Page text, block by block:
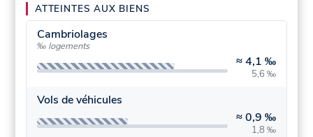
ATTEINTES AUX BIENS
Cambriolages
‰ logements
≈4,1 ‰
5,6 ‰
Vols de véhicules
≈0,9 ‰
1,8 ‰